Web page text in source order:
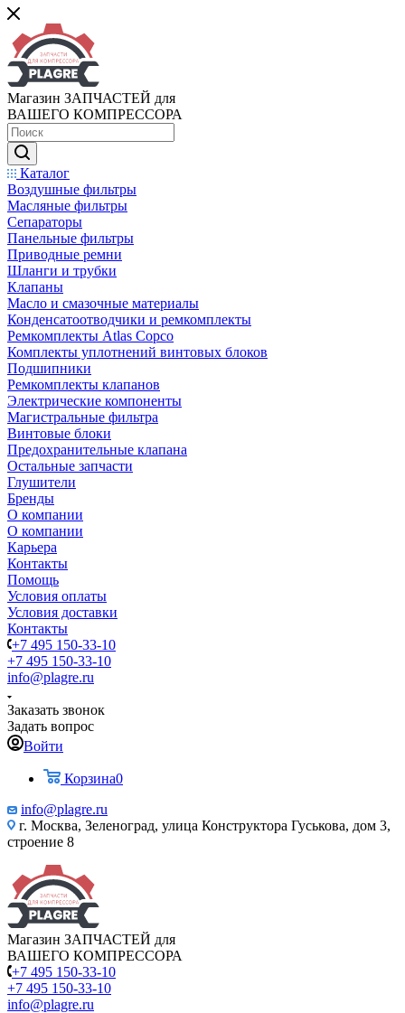
Магазин ЗАПЧАСТЕЙ для
ВАШЕГО КОМПРЕССОРА
Каталог
Воздушные фильтры
Масляные фильтры
Сепараторы
Панельные фильтры
Приводные ремни
Шланги и трубки
Клапаны
Масло и смазочные материалы
Конденсатоотводчики и ремкомплекты
Ремкомплекты Atlas Copco
Комплекты уплотнений винтовых блоков
Подшипники
Ремкомплекты клапанов
Электрические компоненты
Магистральные фильтра
Винтовые блоки
Предохранительные клапана
Остальные запчасти
Глушители
Бренды
О компании
О компании
Карьера
Контакты
Помощь
Условия оплаты
Условия доставки
Контакты
+7 495 150-33-10
+7 495 150-33-10
info@plagre.ru
Заказать звонок
Задать вопрос
Войти
Корзина0
info@plagre.ru
г. Москва, Зеленоград, улица Конструктора Гуськова, дом 3,
строение 8
Магазин ЗАПЧАСТЕЙ для
ВАШЕГО КОМПРЕССОРА
+7 495 150-33-10
+7 495 150-33-10
info@plagre.ru